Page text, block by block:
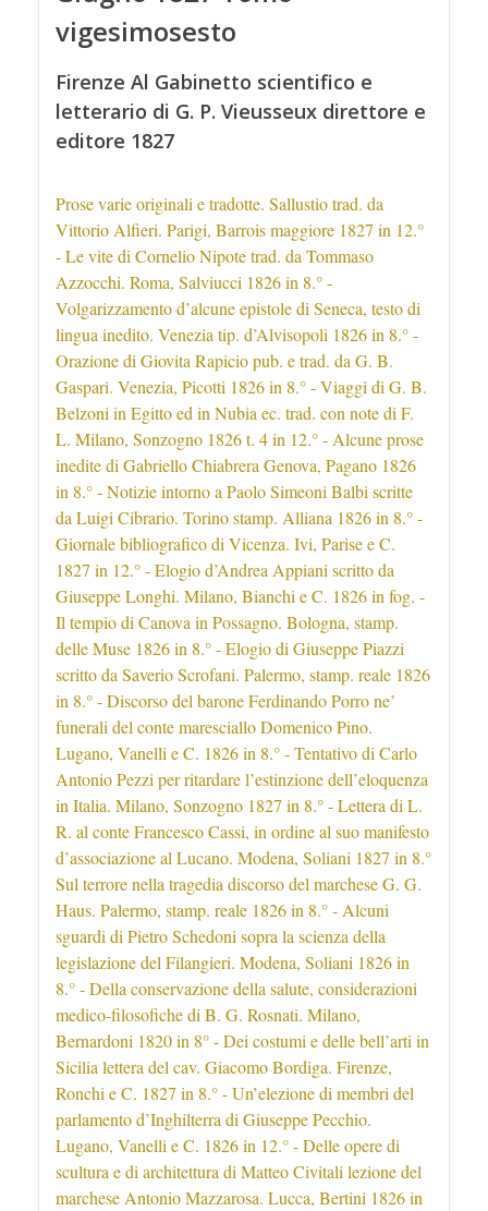
vigesimosesto
Firenze Al Gabinetto scientifico e
letterario di G. P. Vieusseux direttore e
editore 1827
Prose varie originali e tradotte. Sallustio trad. da
Vittorio Alfieri. Parigi, Barrois maggiore 1827 in 12.°
- Le vite di Cornelio Nipote trad. da Tommaso
Azzocchi. Roma, Salviucci 1826 in 8.° -
Volgarizzamento d’alcune epistole di Seneca, testo di
lingua inedito. Venezia tip. d’Alvisopoli 1826 in 8.° -
Orazione di Giovita Rapicio pub. e trad. da G. B.
Gaspari. Venezia, Picotti 1826 in 8.° - Viaggi di G. B.
Belzoni in Egitto ed in Nubia ec. trad. con note di F.
L. Milano, Sonzogno 1826 t. 4 in 12.° - Alcune prose
inedite di Gabriello Chiabrera Genova, Pagano 1826
in 8.° - Notizie intorno a Paolo Simeoni Balbi scritte
da Luigi Cibrario. Torino stamp. Alliana 1826 in 8.° -
Giornale bibliografico di Vicenza. Ivi, Parise e C.
1827 in 12.° - Elogio d’Andrea Appiani scritto da
Giuseppe Longhi. Milano, Bianchi e C. 1826 in fog. -
Il tempio di Canova in Possagno. Bologna, stamp.
delle Muse 1826 in 8.° - Elogio di Giuseppe Piazzi
scritto da Saverio Scrofani. Palermo, stamp. reale 1826
in 8.° - Discorso del barone Ferdinando Porro ne’
funerali del conte maresciallo Domenico Pino.
Lugano, Vanelli e C. 1826 in 8.° - Tentativo di Carlo
Antonio Pezzi per ritardare l’estinzione dell’eloquenza
in Italia. Milano, Sonzogno 1827 in 8.° - Lettera di L.
R. al conte Francesco Cassi, in ordine al suo manifesto
d’associazione al Lucano. Modena, Soliani 1827 in 8.°
Sul terrore nella tragedia discorso del marchese G. G.
Haus. Palermo, stamp. reale 1826 in 8.° - Alcuni
sguardi di Pietro Schedoni sopra la scienza della
legislazione del Filangieri. Modena, Soliani 1826 in
8.° - Della conservazione della salute, considerazioni
medico-filosofiche di B. G. Rosnati. Milano,
Bernardoni 1820 in 8° - Dei costumi e delle bell’arti in
Sicilia lettera del cav. Giacomo Bordiga. Firenze,
Ronchi e C. 1827 in 8.° - Un’elezione di membri del
parlamento d’Inghilterra di Giuseppe Pecchio.
Lugano, Vanelli e C. 1826 in 12.° - Delle opere di
scultura e di architettura di Matteo Civitali lezione del
marchese Antonio Mazzarosa. Lucca, Bertini 1826 in